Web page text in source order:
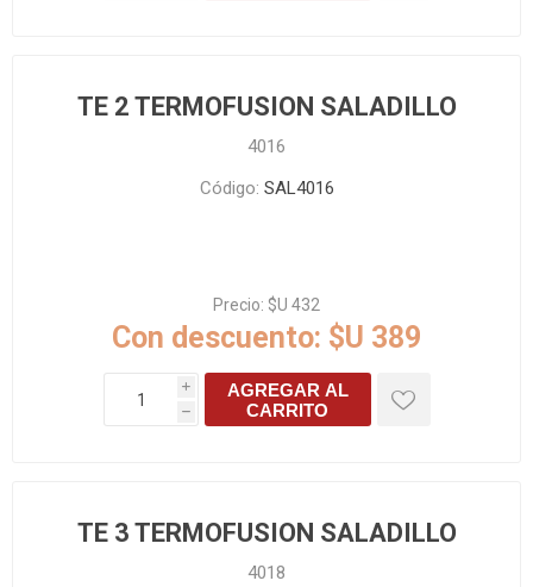
TE 2 TERMOFUSION SALADILLO
4016
Código: SAL4016
Precio: $U 432
Con descuento: $U 389
i
h
AGREGAR AL
CARRITO
TE 3 TERMOFUSION SALADILLO
4018